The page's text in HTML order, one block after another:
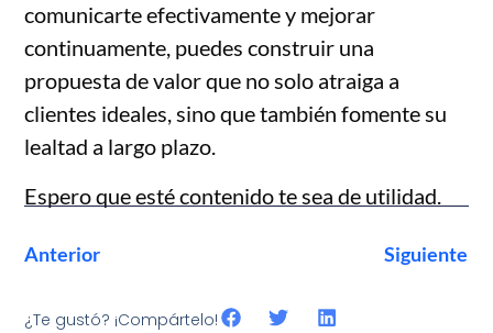
comunicarte efectivamente y mejorar
continuamente, puedes construir una
propuesta de valor que no solo atraiga a
clientes ideales, sino que también fomente su
lealtad a largo plazo.
Espero que esté contenido te sea de utilidad.
Anterior Siguiente
¿Te gustó? ¡Compártelo!